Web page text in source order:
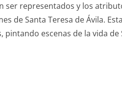
ser representados y los
de Santa Teresa de Ávila.
pintando escenas de la vida